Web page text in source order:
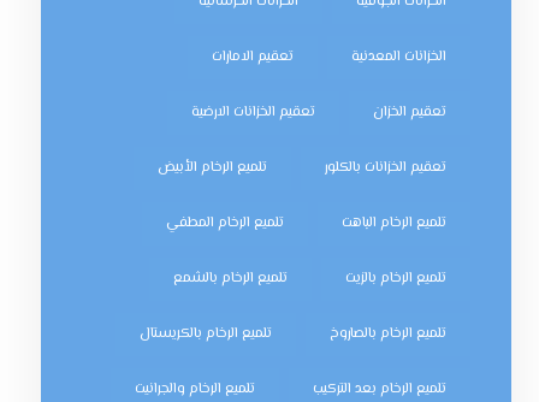
الخزانات المعدنية تعقيم الامارات
تعقيم الخزان تعقيم الخزانات الارضية
تعقيم الخزانات بالكلور تلميع الرخام الأبيض
تلميع الرخام الباهت تلميع الرخام المطفي
تلميع الرخام بالزيت تلميع الرخام بالشمع
تلميع الرخام بالصاروخ تلميع الرخام بالكريستال
تلميع الرخام بعد التركيب تلميع الرخام والجرانيت